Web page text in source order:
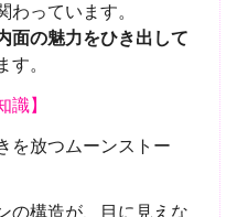
わっています。
面の魅力をひき出して
す。
識】
を放つムーンストー
の構造が、目に見えな